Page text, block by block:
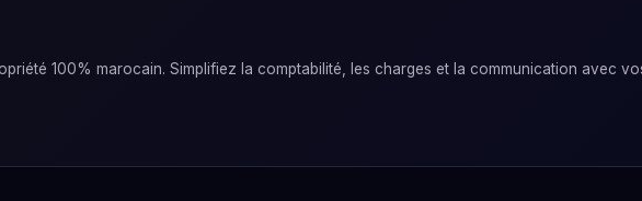
100% marocain. Simplifiez la comptabilité, les charges et la communication avec